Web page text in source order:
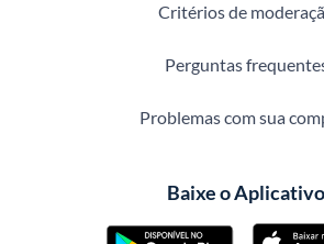
Critérios de
Perguntas
Problemas com sua
Baixe o Aplicativo